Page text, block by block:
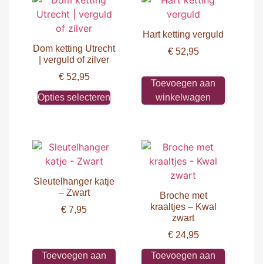
Dom ketting Utrecht
| verguld of zilver
€52,95
Opties selecteren
Hart ketting verguld
€52,95
Toevoegen aan
winkelwagen
Sleutelhanger katje
– Zwart
€ 7,95
Toevoegen aan
Broche met
kraaltjes – Kwal
zwart
€24,95
Toevoegen aan